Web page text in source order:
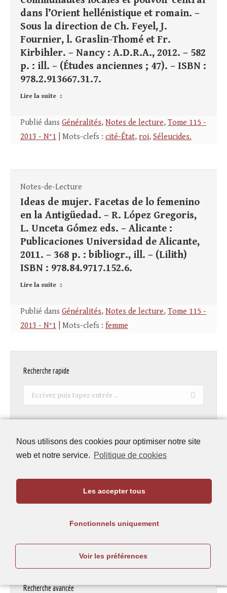
Nous utilisons des cookies pour optimiser notre site
web et notre service. Politique de cookies
Les accepter tous
Fonctionnels uniquement
Voir les préférences
dans l’Orient hellénistique et romain. –
Sous la direction de Ch. Feyel, J.
Fournier, l. Graslin-Thomé et Fr.
Kirbihler. – Nancy : A.D.R.A., 2012. – 582
p. : ill. – (Études anciennes ; 47). – ISBN :
978.2.913667.31.7.
Lire la suite
Publié dans Généralités, Notes de lecture, Tome 115 -
2013 - N°1 | Mots-clefs : cité-État, roi, Séleucides.
Notes-de-Lecture
Ideas de mujer. Facetas de lo femenino
en la Antigüedad. – R. López Gregoris,
L. Unceta Gómez eds. – Alicante :
Publicaciones Universidad de Alicante,
2011. – 368 p. : bibliogr., ill. – (Lilith)
ISBN : 978.84.9717.152.6.
Lire la suite
Publié dans Généralités, Notes de lecture, Tome 115 -
2013 - N°1 | Mots-clefs : femme
Recherche rapide
Recherche
Publier à la REA
Comité éditorial
Conseil scientifique
Notre histoire
Recherche avancée